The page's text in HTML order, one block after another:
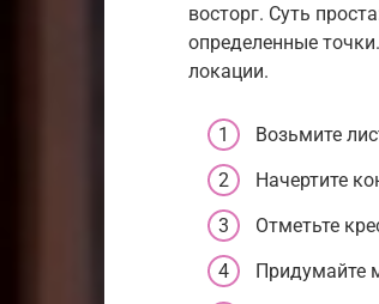
восторг. Суть
определенные
локации.
Возьмите
Начертите
Отметьте
Придумайте